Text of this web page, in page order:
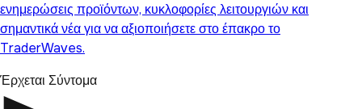
ενημερώσεις προϊόντων, κυκλοφορίες λειτουργιών και
σημαντικά νέα για να αξιοποιήσετε στο έπακρο το
TraderWaves.
Έρχεται Σύντομα